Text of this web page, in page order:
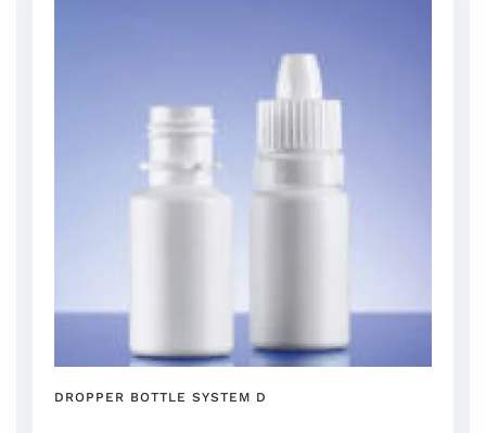
DROPPER BOTTLE SYSTEM D